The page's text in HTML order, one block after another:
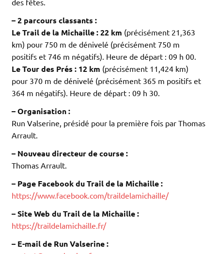
– 2 parcours classants :
Le Trail de la Michaille :22 km (précisément 21,363
km) pour 750 m de dénivelé (précisément 750 m
positifs et 746 m négatifs). Heure de départ : 09 h 00.
Le Tour des Prés : 12 km (précisément 11,424 km)
pour 370 m de dénivelé (précisément 365 m positifs et
364 m négatifs). Heure de départ : 09 h 30.
– Organisation :
Run Valserine, présidé pour la première fois par Thomas
Arrault.
– Nouveau directeur de course :
Thomas Arrault.
– Page Facebook du Trail de la Michaille :
https://www.facebook.com/traildelamichaille/
– Site Web du Trail de la Michaille :
https://traildelamichaille.fr/
– E-mail de Run Valserine :